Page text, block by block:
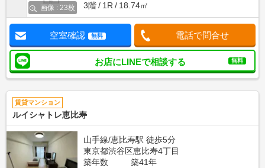
画像 : 23枚
3階
1R 18.74㎡
空室確認 無料 電話で問合せ
お店にLINEで相談する 無料
賃貸マンション
ルイシャトレ恵比寿
山手線/恵比寿駅 徒歩5分
東京都渋谷区恵比寿4丁目
築年数
築41年